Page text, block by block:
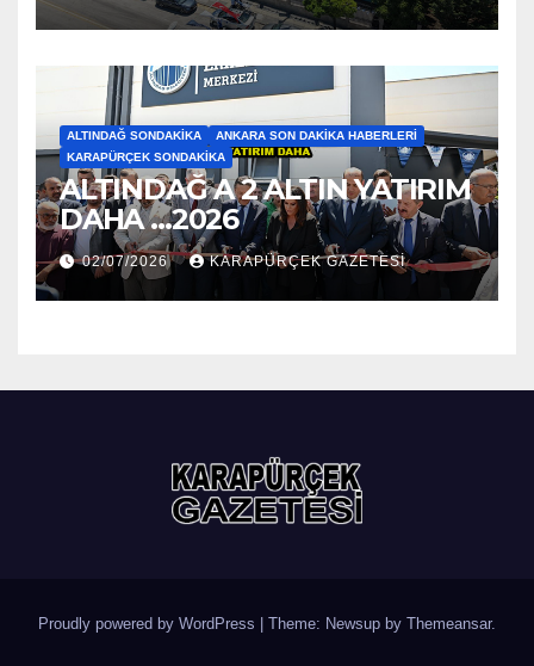
ALTINDAĞ SONDAKIKA
ANKARA SON DAKIKA HABERLERI
KARAPÜRÇEK SONDAKIKA
ALTINDAĞ A 2 ALTIN YATIRIM
DAHA …2026
02/07/2026 KARAPÜRÇEK GAZETESİ
Proudly powered by WordPress Theme: Newsup by Themeansar.